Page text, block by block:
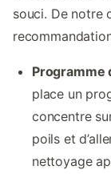
souci. De notre
Programme
place un
concentre
poils et
nettoyage